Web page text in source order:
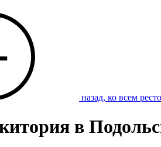
назад, ко всем
в